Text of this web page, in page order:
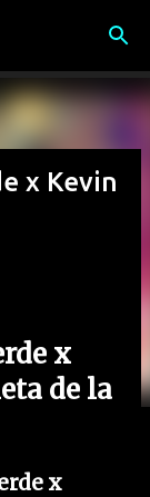
x Kevin
x
de la
x